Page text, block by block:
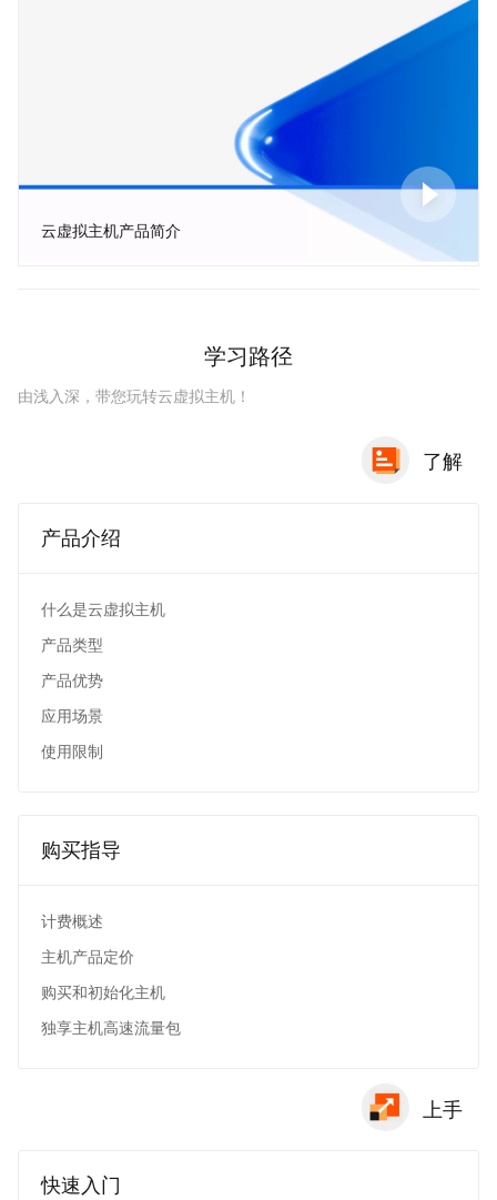
云虚拟主机产品简介
学习路径
由浅入深，带您玩转云虚拟主机！
了解
产品介绍
什么是云虚拟主机
产品类型
产品优势
应用场景
使用限制
购买指导
计费概述
主机产品定价
购买和初始化主机
独享主机高速流量包
上手
快速入门